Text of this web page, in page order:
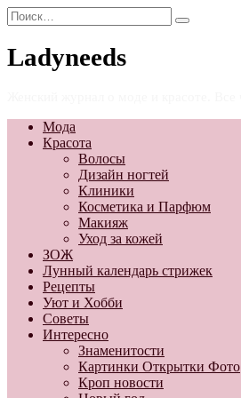
Перейти
к
содержанию
Search
for:
Ladyneeds
Мода
Красота
Волосы
Дизайн ногтей
Клиники
Косметика и Парфюм
Макияж
Уход за кожей
ЗОЖ
Лунный календарь стрижек
Рецепты
Уют и Хобби
Советы
Интересно
Знаменитости
Картинки Открытки Фото
Кроп новости